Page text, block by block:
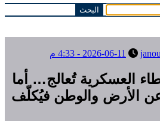
2026-06-11 - 4:33 م
العسكرية تُعالج… أما
عن الأرض والوطن فيُكلّف